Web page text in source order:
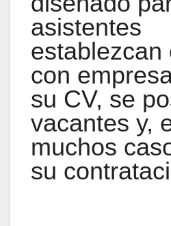
asistentes
establezcan
con
su CV, se
vacantes y,
muchos
su